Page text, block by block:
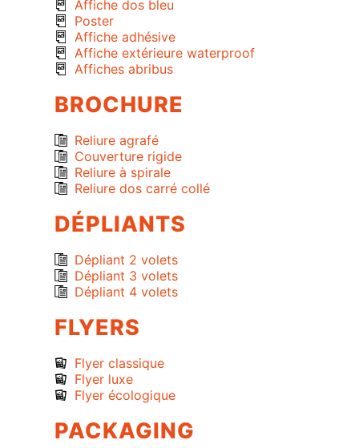
Affiche dos bleu
Poster
Affiche adhésive
Affiche extérieure waterproof
Affiches abribus
BROCHURE
Reliure agrafé
Couverture rigide
Reliure à spirale
Reliure dos carré collé
DÉPLIANTS
Dépliant 2 volets
Dépliant 3 volets
Dépliant 4 volets
FLYERS
Flyer classique
Flyer luxe
Flyer écologique
PACKAGING